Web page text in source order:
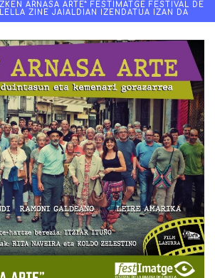
ARNASA ARTE” FESTIMATGE FESTIVAL DE
ZINE JAIALDIAN IZENDATUA IZAN DA